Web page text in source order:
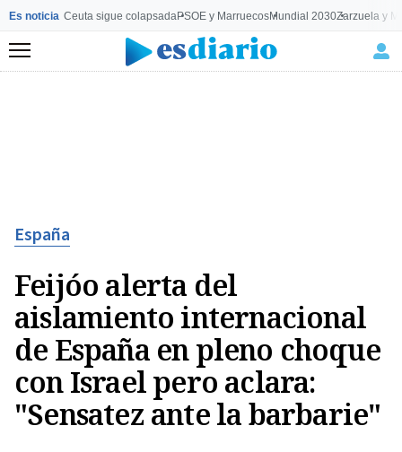
Es noticia Ceuta sigue colapsadaPSOE y MarruecosMundial 2030Zarzuela y
Menú
España
Feijóo alerta del
aislamiento internacional
de España en pleno choque
con Israel pero aclara:
"Sensatez ante la barbarie"